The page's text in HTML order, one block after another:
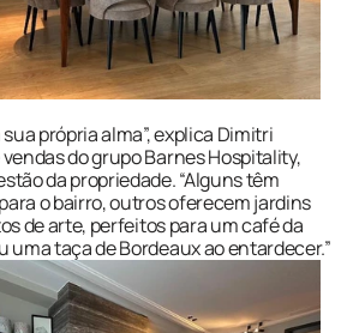
própria alma”, explica Dimitri
do grupo Barnes Hospitality,
da propriedade. “Alguns têm
o bairro, outros oferecem jardins
de arte, perfeitos para um café da
uma taça de Bordeaux ao entardecer.”